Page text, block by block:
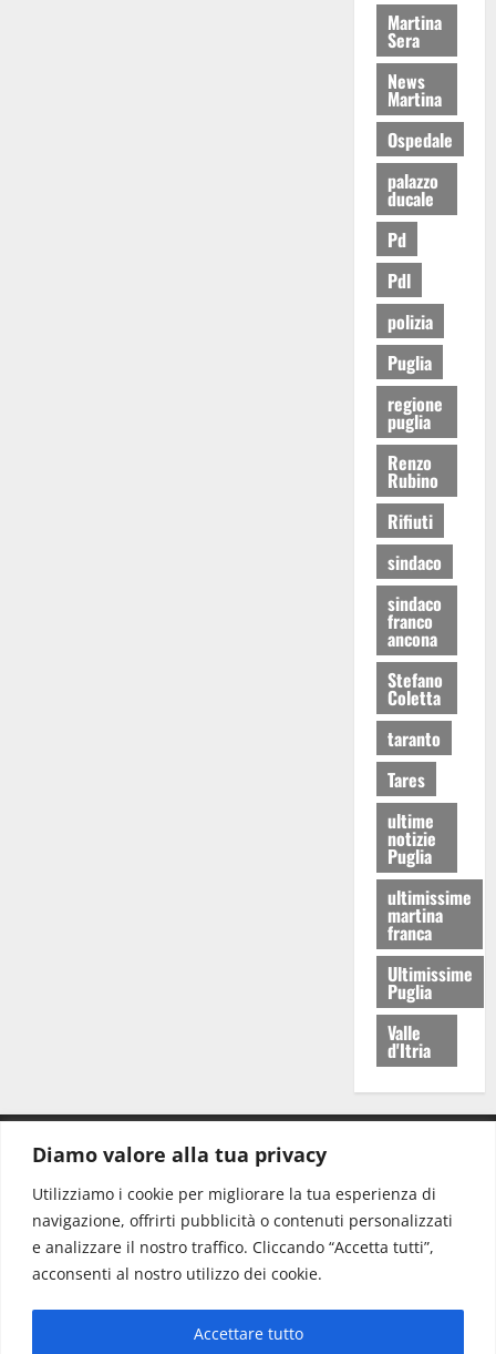
Diamo valore alla tua privacy
Utilizziamo i cookie per migliorare la tua esperienza di
navigazione, offrirti pubblicità o contenuti personalizzati
e analizzare il nostro traffico. Cliccando “Accetta tutti”,
acconsenti al nostro utilizzo dei cookie.
Accettare tutto
Martina
Sera
News
Martina
Ospedale
palazzo
ducale
Pd
Pdl
polizia
Puglia
regione
puglia
Renzo
Rubino
Rifiuti
sindaco
sindaco
franco
ancona
Stefano
Coletta
taranto
Tares
ultime
notizie
Puglia
ultimissime
martina
franca
Ultimissime
Puglia
Valle
d'Itria
Redazione: redazione@www.martinasera.it
Direttore:direttore@www.martinasera.it
Info & Commerciale:info@www.martinasera.it